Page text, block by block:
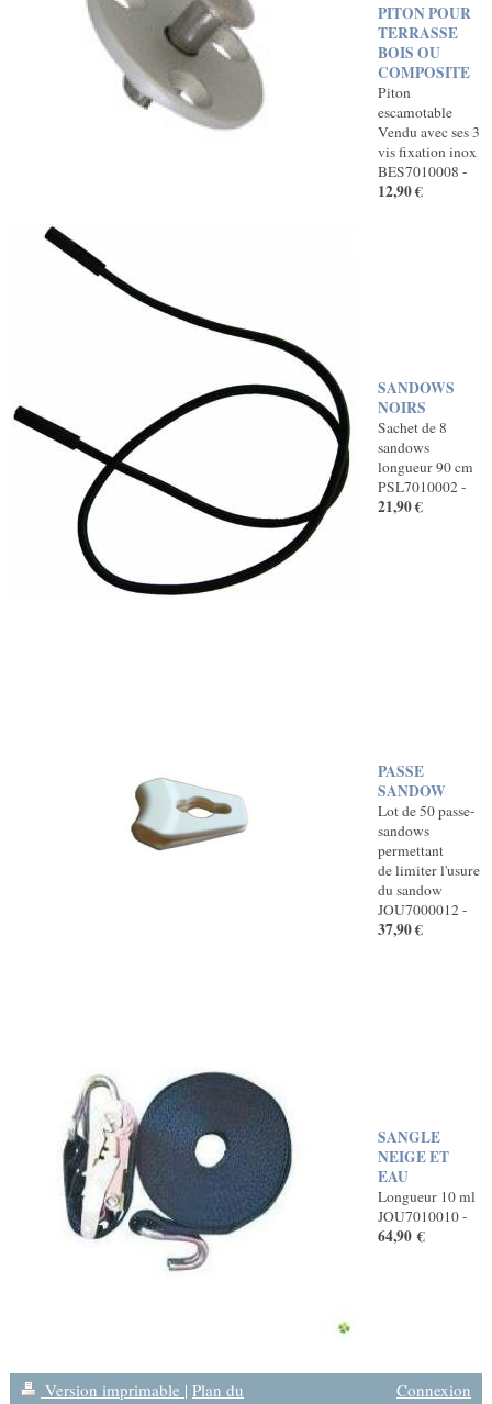
PITON POUR
TERRASSE
BOIS OU
COMPOSITE
Piton
escamotable
Vendu avec ses 3
vis fixation inox
BES7010008 -
12,90 €
SANDOWS
NOIRS
Sachet de 8
sandows
longueur 90 cm
PSL7010002 -
21,90 €
PASSE
SANDOW
Lot de 50 passe-
sandows
permettant
de limiter l'usure
du sandow
JOU7000012 -
37,90 €
SANGLE
NEIGE ET
EAU
Longueur 10 ml
JOU7010010 -
64,90 €
Version imprimable | Plan du
Connexion